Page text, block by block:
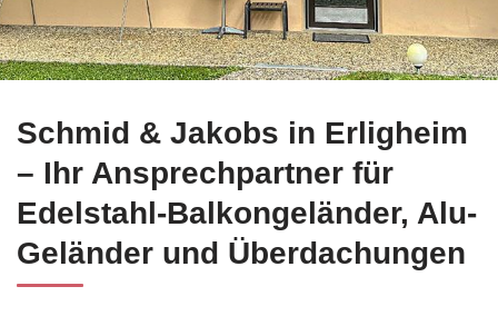
Entscheiden Sie sich für Edelstahl Balkongeländer für
Schmid & Jakobs in Erligheim
– Ihr Ansprechpartner für
Edelstahl-Balkongeländer, Alu-
Geländer und Überdachungen